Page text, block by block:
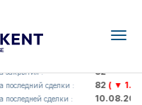
(<Kafolat sug'urta
: 82
последний сделки : 82( ▼ 1.91 )
последней сделки : 10.08.2026